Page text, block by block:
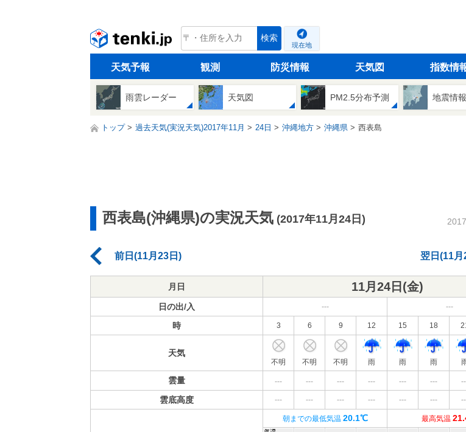
tenki.jp 検索
現在地
天気予報 観測 防災情報 天気図 指数情
雨雲レーダー 天気図 PM2.5分布予測 地震情報
トップ 過去天気(実況天気)2017年11月 24日 沖縄地方 沖縄県 西表島
西表島(沖縄県)の実況天気 (2017年11月24日)
前日(11月23日) 翌日(11月
月日 11月24日(金)
日の出/入 --- ---
時 3 6 9 12 15 18
天気
不明 不明 不明 雨 雨 雨
雲量 --- --- --- --- --- ---
雲底高度 --- --- --- --- --- ---
朝までの最低気温 20.1℃ 最高気温